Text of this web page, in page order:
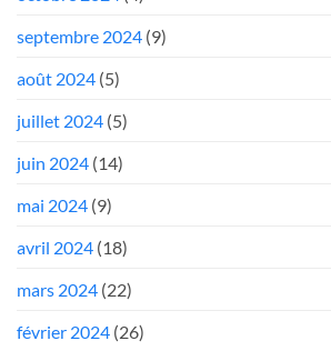
septembre 2024 (9)
août 2024 (5)
juillet 2024 (5)
juin 2024 (14)
mai 2024 (9)
avril 2024 (18)
mars 2024 (22)
février 2024 (26)